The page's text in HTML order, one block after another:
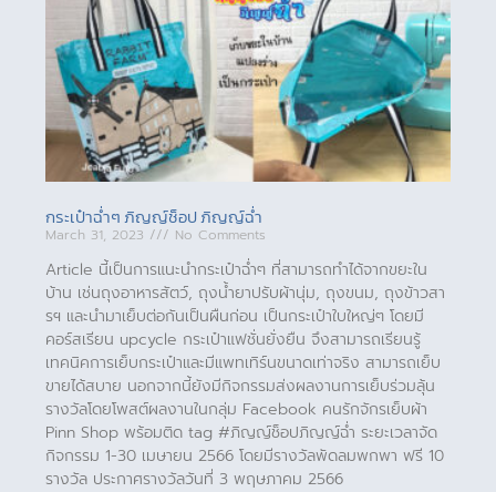
กระเป๋าฉ่ำๆ ภิญญ์ช็อป ภิญญ์ฉ่ำ
March 31, 2023 No Comments
Article นี้เป็นการแนะนำกระเป๋าฉ่ำๆ ที่สามารถทำได้จากขยะใน
บ้าน เช่นถุงอาหารสัตว์, ถุงน้ำยาปรับผ้านุ่ม, ถุงขนม, ถุงข้าวสา
รฯ และนำมาเย็บต่อกันเป็นผืนก่อน เป็นกระเป๋าใบใหญ่ๆ โดยมี
คอร์สเรียน upcycle กระเป๋าแฟชั่นยั่งยืน จึงสามารถเรียนรู้
เทคนิคการเย็บกระเป๋าและมีแพทเทิร์นขนาดเท่าจริง สามารถเย็บ
ขายได้สบาย นอกจากนี้ยังมีกิจกรรมส่งผลงานการเย็บร่วมลุ้น
รางวัลโดยโพสต์ผลงานในกลุ่ม Facebook คนรักจักรเย็บผ้า
Pinn Shop พร้อมติด tag #ภิญญ์ช็อปภิญญ์ฉ่ำ ระยะเวลาจัด
กิจกรรม 1-30 เมษายน 2566 โดยมีรางวัลพัดลมพกพา ฟรี 10
รางวัล ประกาศรางวัลวันที่ 3 พฤษภาคม 2566